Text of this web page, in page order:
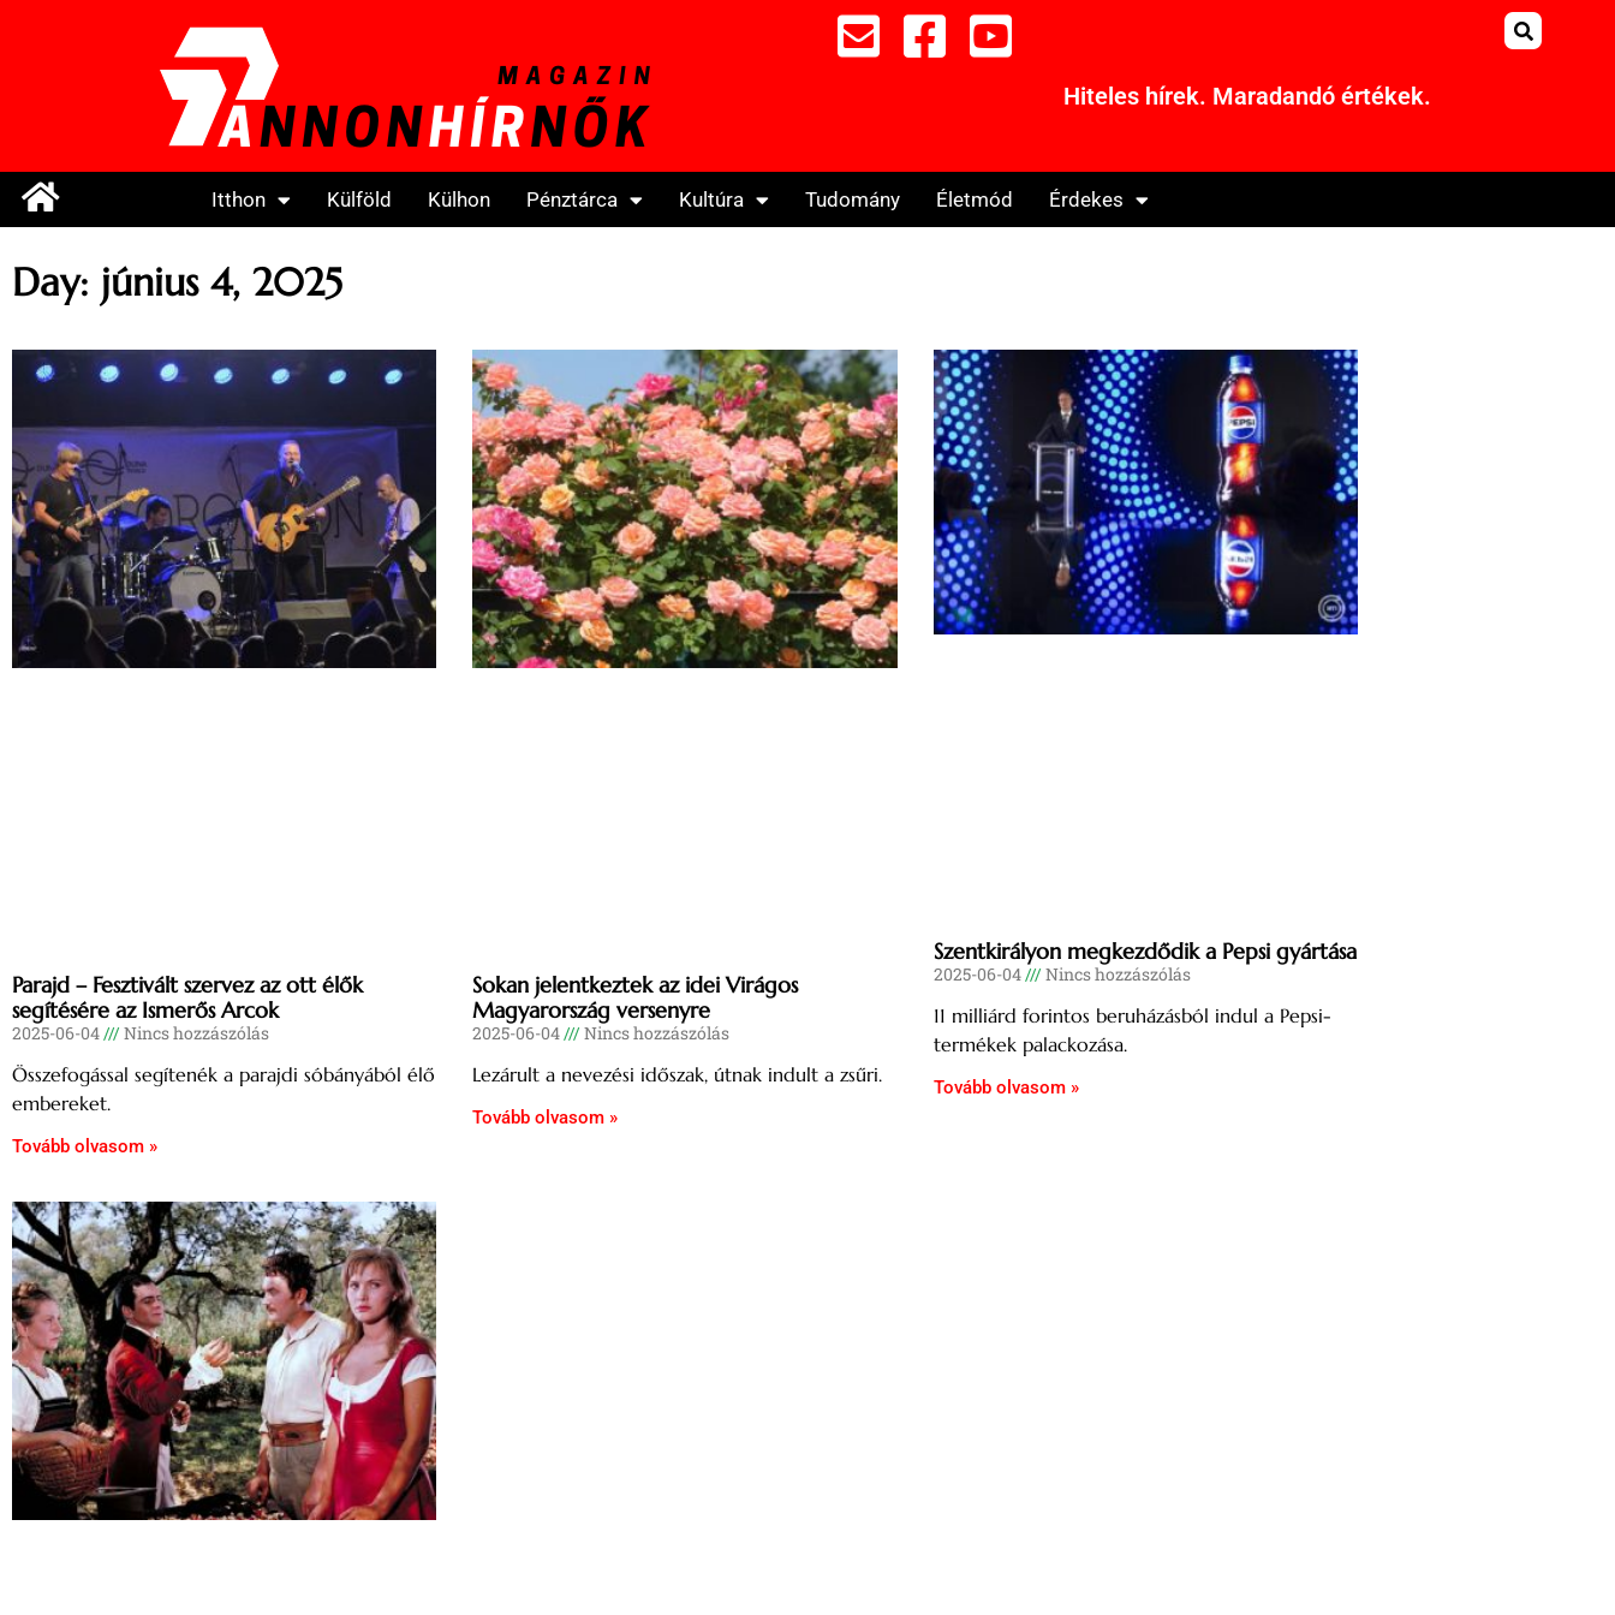
Hiteles hírek. Maradandó értékek.
Itthon Külföld Külhon Pénztárca Kultúra Tudomány Életmód Érdekes
Day: június 4, 2025
Parajd – Fesztivált szervez az ott élők
segítésére az Ismerős Arcok
2025-06-04 Nincs hozzászólás
Összefogással segítenék a parajdi sóbányából élő
embereket.
Tovább olvasom »
Sokan jelentkeztek az idei Virágos
Magyarország versenyre
2025-06-04 Nincs hozzászólás
Lezárult a nevezési időszak, útnak indult a zsűri.
Tovább olvasom »
Szentkirályon megkezdődik a Pepsi gyártása
2025-06-04 Nincs hozzászólás
11 milliárd forintos beruházásból indul a Pepsi-
termékek palackozása.
Tovább olvasom »